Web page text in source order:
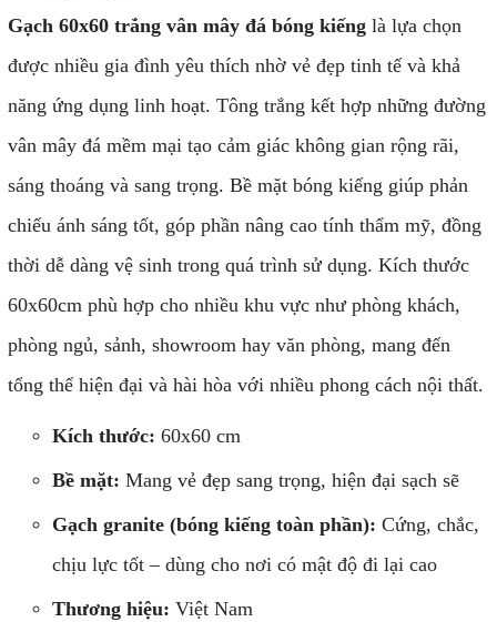
Gạch 60x60 trắng vân mây đá bóng kiếnglà lựa chọn
được nhiều gia đình yêu thích nhờ vẻ đẹp tinh tế và khả
năng ứng dụng linh hoạt. Tông trắng kết hợp những đường
vân mây đá mềm mại tạo cảm giác không gian rộng rãi,
sáng thoáng và sang trọng. Bề mặt bóng kiếng giúp phản
chiếu ánh sáng tốt, góp phần nâng cao tính thẩm mỹ, đồng
thời dễ dàng vệ sinh trong quá trình sử dụng. Kích thước
60x60cm phù hợp cho nhiều khu vực như phòng khách,
phòng ngủ, sảnh, showroom hay văn phòng, mang đến
tổng thể hiện đại và hài hòa với nhiều phong cách nội thất.
Kích thước: 60x60 cm
Bề mặt: Mang vẻ đẹp sang trọng, hiện đại sạch sẽ
Gạch granite (bóng kiếng toàn phần): Cứng, chắc,
chịu lực tốt – dùng cho nơi có mật độ đi lại cao
Thương hiệu: Việt Nam